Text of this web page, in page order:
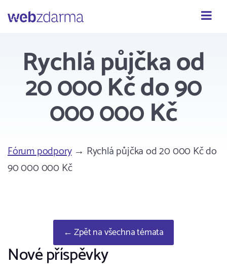
Webzdarma
Rychlá půjčka od
20 000 Kč do 90
000 000 Kč
Fórum podpory→ Rychlá půjčka od 20 000 Kč do
90 000 000 Kč
← Zpět na všechna témata
Nové příspěvky